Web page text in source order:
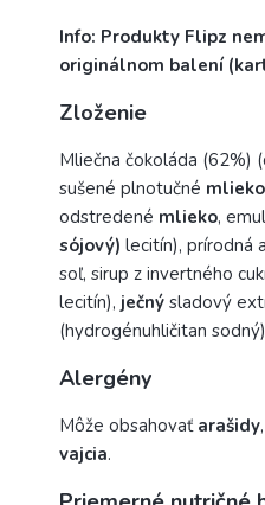
Info: Produkty Flipz
originálnom balení
Zloženie
Mliečna čokoláda (62%)
sušené plnotučné mlieko
odstredené mlieko,
sójový) lecitín), prírodná
soľ, sirup z invertného
lecitín), ječný sladový
(hydrogénuhličitan
Alergény
Môže obsahovať arašidy,
vajcia.